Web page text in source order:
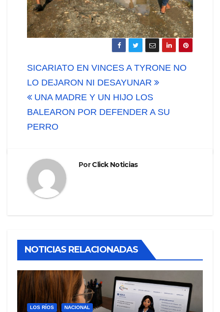
Navegación
de
entradas
SICARIATO EN VINCES A TYRONE NO
LO DEJARON NI DESAYUNAR
UNA MADRE Y UN HIJO LOS
BALEARON POR DEFENDER A SU
PERRO
PorClick Noticias
NOTICIAS RELACIONADAS
LOS RÍOS NACIONAL